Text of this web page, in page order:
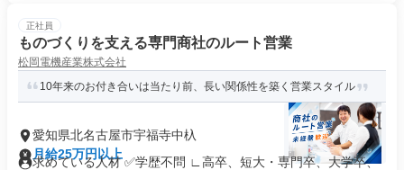
正社員
ものづくりを支える専門商社のルート営業
松岡電機産業株式会社
10年来のお付き合いは当たり前、長い関係性を築く営業スタイル
愛知県北名古屋市宇福寺中杁
月給25万円以上
求めている人材 ✅学歴不問 ∟高卒、短大・専門卒、大学卒、